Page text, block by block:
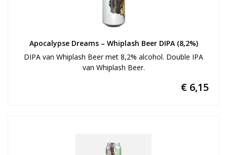
Apocalypse Dreams – Whiplash Beer DIPA (8,2%)
DIPA van Whiplash Beer met 8,2% alcohol. Double IPA
van Whiplash Beer.
€ 6,15